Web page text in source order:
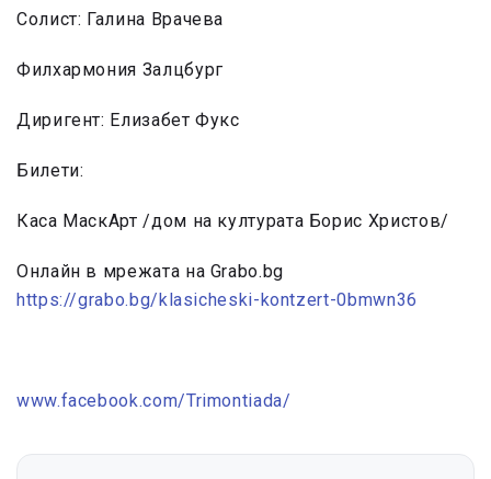
Солист: Галина Врачева
Филхармония Залцбург
Диригент: Елизабет Фукс
Билети:
Каса МаскАрт /дом на културата Борис Христов/
Онлайн в мрежата на Grabo.bg
https://grabo.bg/klasicheski-kontzert-0bmwn36
www.facebook.com/Trimontiada/